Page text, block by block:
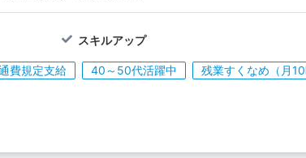
スキルアップ
費規定支給 40～50代活躍中 残業すくなめ（月10